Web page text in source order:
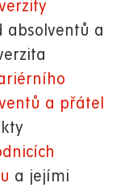
absolventů a
a přátel
a jejími